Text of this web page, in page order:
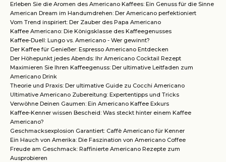
Erleben Sie die Aromen des Americano Kaffees: Ein Genuss für die Sinne
American Dream im Handumdrehen: Der Americano perfektioniert
Vom Trend inspiriert: Der Zauber des Papa Americano
Kaffee Americano: Die Königsklasse des Kaffeegenusses
Kaffee-Duell: Lungo vs. Americano - Wer gewinnt?
Der Kaffee für Genießer: Espresso Americano Entdecken
Der Höhepunkt jedes Abends: Ihr Americano Cocktail Rezept
Maximieren Sie Ihren Kaffeegenuss: Der ultimative Leitfaden zum
Americano Drink
Theorie und Praxis: Der ultimative Guide zu Cocchi Americano
Ultimative Americano Zubereitung: Expertentipps und Tricks
Verwöhne Deinen Gaumen: Ein Americano Kaffee Exkurs
Kaffee-Kenner wissen Bescheid: Was steckt hinter einem Kaffee
Americano?
Geschmacksexplosion Garantiert: Caffè Americano für Kenner
Ein Hauch von Amerika: Die Faszination von Americano Coffee
Freude am Geschmack: Raffinierte Americano Rezepte zum
Ausprobieren